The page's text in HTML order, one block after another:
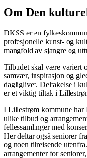
Om Den
DKSS er en
profesjonelle kunst- og
mangfold av sjangre og
Tilbudet skal være variert
samvær, inspirasjon og
dagliglivet. Deltakelse i
er et viktig tiltak i
I Lillestrøm kommune har
ulike tilbud og
fellessamlinger med
Her deltar også seniorer
og noen tilreisende
arrangementer for